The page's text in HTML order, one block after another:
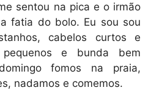
sentou na pica e o irmão
fatia do bolo. Eu sou sou
cabelos curtos e
pequenos e bunda bem
fomos na praia,
nadamos e comemos.